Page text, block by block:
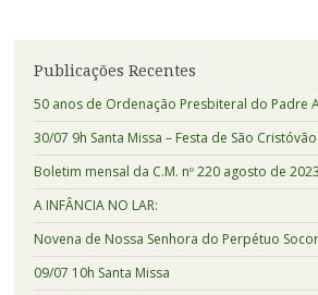
Publicações Recentes
50 anos de Ordenação Presbiteral do Padre
30/07 9h Santa Missa – Festa de São Cristóvão
Boletim mensal da C.M. nº 220 agosto de 2023
A INFÂNCIA NO LAR:
Novena de Nossa Senhora do Perpétuo
09/07 10h Santa Missa